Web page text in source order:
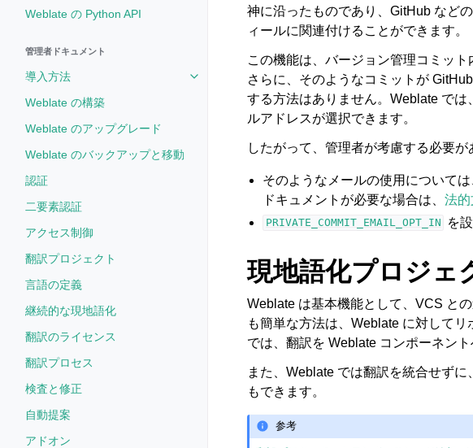
Weblate の Python API
管理者ドキュメント
導入方法
Toggle navigation of 導入方法
Weblate の構築
Weblate のアップグレード
Weblate のバックアップと移動
認証
二要素認証
アクセス制御
翻訳プロジェクト
言語の定義
継続的な現地語化
翻訳のライセンス
翻訳プロセス
検査と修正
自動提案
アドオン
神に沿ったものであり、GitHub など
ィールに関連付けることができます。
この機能は、バージョン管理コミッ
さらに、そのようなコミットが
する方法はありません。Weblate では
ルアドレスが選択できます。
したがって、管理者が考慮する必要
そのようなメールの使用について
ドキュメントが必要な場合は、法
PRIVATE_COMMIT_EMAIL_OPT_IN を
現地語化プロジェ
Weblate は基本機能として、VCS と
も簡単な方法は、Weblate に対して
では、翻訳を Weblate コンポーネン
また、Weblate では翻訳を統合せず
もできます。
参考